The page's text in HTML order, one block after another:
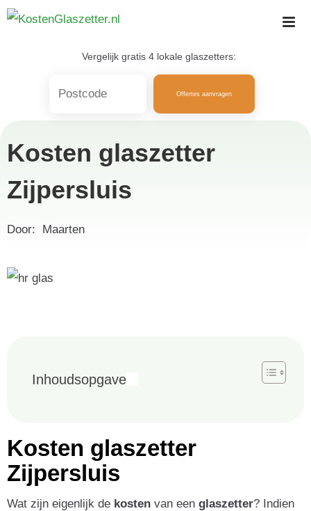
Skip
Vergelijk gratis 4 lokale glaszetters:
Offertes aanvragen
Kosten glaszetter
Zijpersluis
Door: Maarten
Inhoudsopgave
Kosten glaszetter
Zijpersluis
Wat zijn eigenlijk de kosten van een glaszetter? Indien